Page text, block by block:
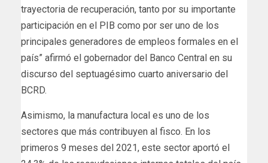
trayectoria de recuperación, tanto por su importante
participación en el PIB como por ser uno de los
principales generadores de empleos formales en el
país” afirmó el gobernador del Banco Central en su
discurso del septuagésimo cuarto aniversario del
BCRD.
Asimismo, la manufactura local es uno de los
sectores que más contribuyen al fisco. En los
primeros 9 meses del 2021, este sector aportó el